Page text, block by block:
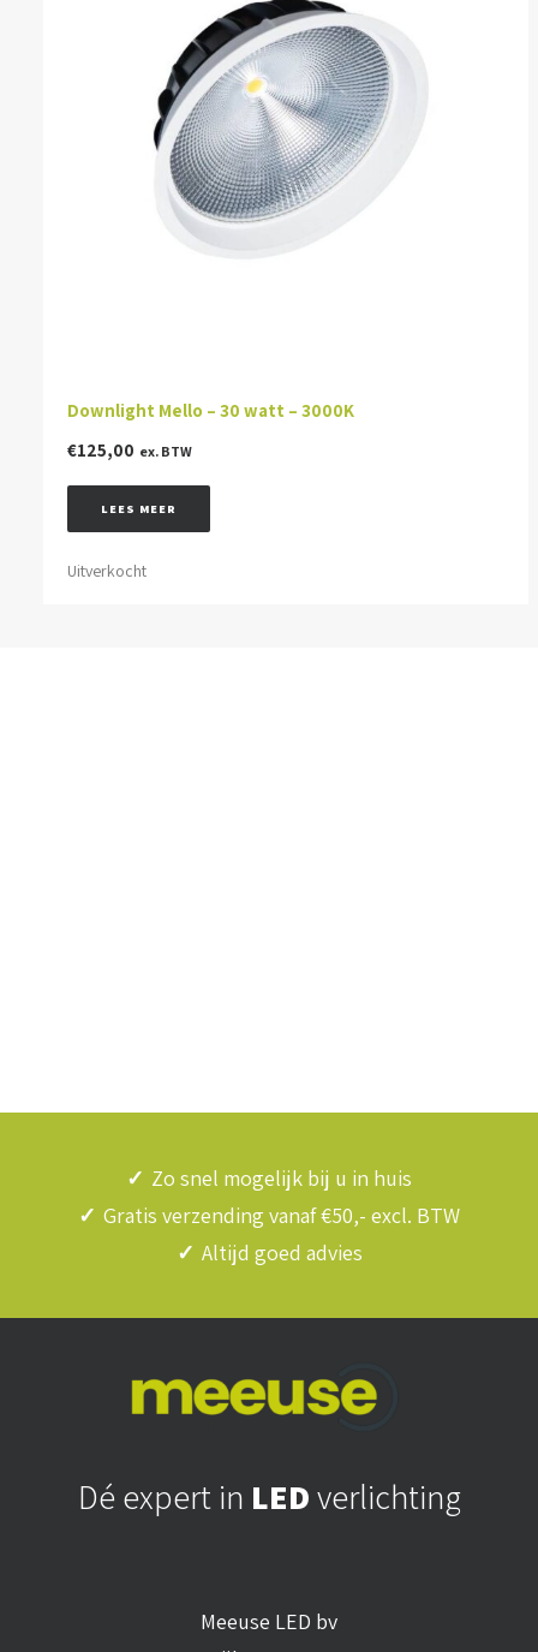
Downlight Mello – 30 watt – 3000K
€125,00 ex. BTW
LEES MEER
Uitverkocht
✓ Zo snel mogelijk bij u in huis
✓ Gratis verzending vanaf €50,- excl. BTW
✓ Altijd goed advies
Dé expert in LEDverlichting
Meeuse LED bv